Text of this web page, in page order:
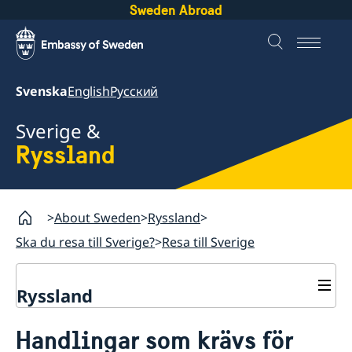
Sweden Abroad
SvenskaEnglishРусский
Sverige &
Ryssland
About Sweden Ryssland
Ska du resa till Sverige? Resa till Sverige
Ryssland
Handlingar som krävs för